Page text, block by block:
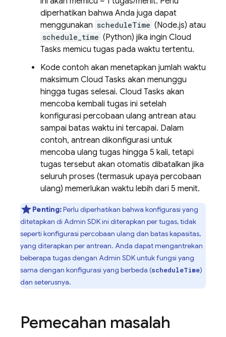
diperhatikan bahwa Anda juga dapat
menggunakan scheduleTime (Node.js) atau
schedule_time (Python) jika ingin Cloud
Tasks memicu tugas pada waktu tertentu.
Kode contoh akan menetapkan jumlah waktu
maksimum Cloud Tasks akan menunggu
hingga tugas selesai. Cloud Tasks akan
mencoba kembali tugas ini setelah
konfigurasi percobaan ulang antrean atau
sampai batas waktu ini tercapai. Dalam
contoh, antrean dikonfigurasi untuk
mencoba ulang tugas hingga 5 kali, tetapi
tugas tersebut akan otomatis dibatalkan jika
seluruh proses (termasuk upaya percobaan
ulang) memerlukan waktu lebih dari 5 menit.
Penting:Perlu diperhatikan bahwa konfigurasi yang
ditetapkan di Admin SDKini diterapkan per tugas, tidak
seperti konfigurasi percobaan ulang dan batas kapasitas,
yang diterapkan per antrean. Anda dapat mengantrekan
beberapa tugas dengan Admin SDKuntuk fungsi yang
sama dengan konfigurasi yang berbeda (scheduleTime)
dan seterusnya.
Pemecahan masalah